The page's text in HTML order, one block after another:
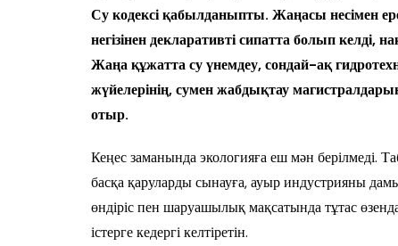
Су кодексі қабылданыпты. Жаңасы несімен
негізінен декларативті сипатта болып келді,
Жаңа құжатта су үнемдеу, сондай-ақ
жүйелерінің, сумен жабдықтау
отыр.
Кеңес заманында экологияға еш мән берілмеді.
бас­­қа қаруларды сы­нау­ға, ауыр ин­дус­т­рия­ны
өндіріс пен шаруа­шы­лық мақсатында тұтас
істерге кедергі кел­­­­ті­ретін.